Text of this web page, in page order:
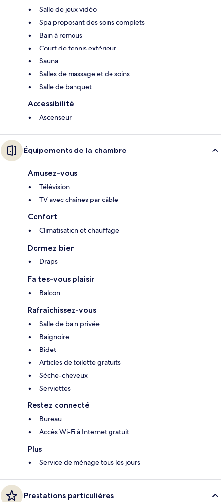
Salle de jeux vidéo
Spa proposant des soins complets
Bain à remous
Court de tennis extérieur
Sauna
Salles de massage et de soins
Salle de banquet
Accessibilité
Ascenseur
Équipements de la chambre
Amusez-vous
Télévision
TV avec chaînes par câble
Confort
Climatisation et chauffage
Dormez bien
Draps
Faites-vous plaisir
Balcon
Rafraîchissez-vous
Salle de bain privée
Baignoire
Bidet
Articles de toilette gratuits
Sèche-cheveux
Serviettes
Restez connecté
Bureau
Accès Wi-Fi à Internet gratuit
Plus
Service de ménage tous les jours
Prestations particulières